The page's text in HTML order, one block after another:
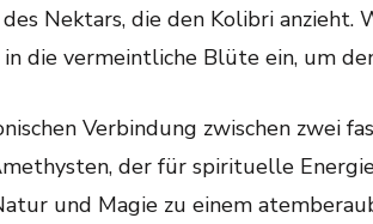
Nektars, die den Kolibri anzieht.
die vermeintliche Blüte ein, um
Verbindung zwischen zwei
der für spirituelle
und Magie zu einem